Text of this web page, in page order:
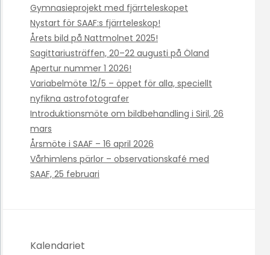
Gymnasieprojekt med fjärrteleskopet
Nystart för SAAF:s fjärrteleskop!
Årets bild på Nattmolnet 2025!
Sagittariusträffen, 20–22 augusti på Öland
Apertur nummer 1 2026!
Variabelmöte 12/5 – öppet för alla, speciellt
nyfikna astrofotografer
Introduktionsmöte om bildbehandling i Siril, 26
mars
Årsmöte i SAAF – 16 april 2026
Vårhimlens pärlor – observationskafé med
SAAF, 25 februari
Kalendariet